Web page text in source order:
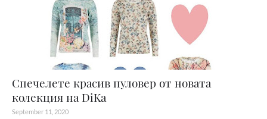
Спечелете красив пуловер от новата
колекция на DiKa
September 11, 2020